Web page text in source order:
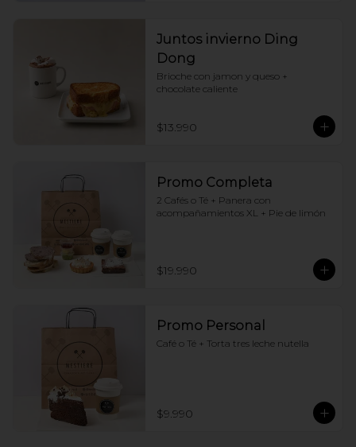
Juntos invierno Ding
Dong
Brioche con jamon y queso +
chocolate caliente
$13.990
Promo Completa
2 Cafés o Té + Panera con
acompañamientos XL + Pie de limón
$19.990
Promo Personal
Café o Té + Torta tres leche nutella
$9.990